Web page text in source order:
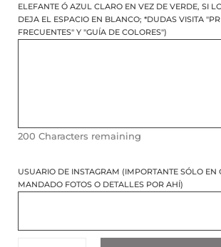
ELEFANTE Ó AZUL CLARO EN VEZ DE VERDE, SI
DEJA EL ESPACIO EN BLANCO; *DUDAS VISITA
FRECUENTES" Y "GUÍA DE COLORES")
200 Characters remaining
USUARIO DE INSTAGRAM (IMPORTANTE SÓLO EN
MANDADO FOTOS O DETALLES POR AHÍ)